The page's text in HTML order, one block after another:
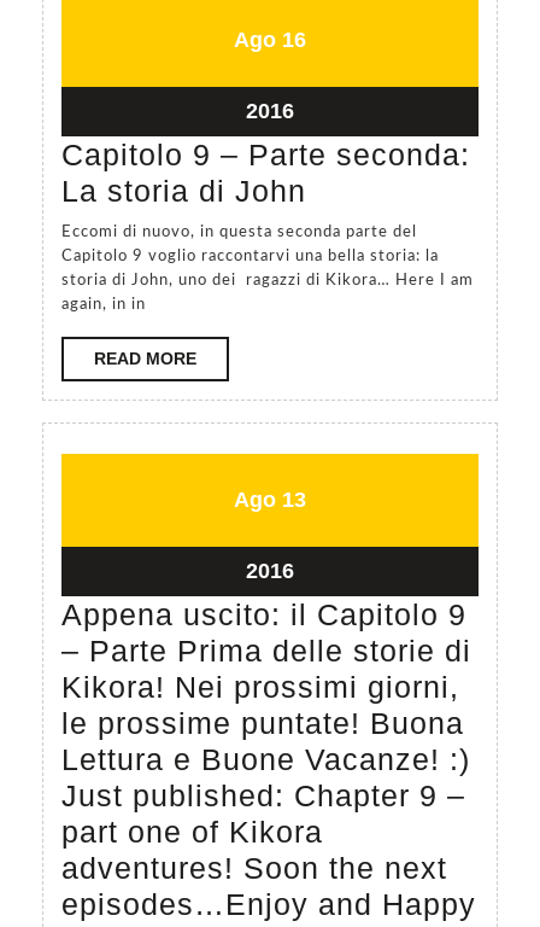
come
e`
possibile
dare
una
svolta
alla
vita
con
determinazione,
impegno
volonta`…
anche
quando
la
tua
famiglia
e`
tra
le
piu`
AgoAgosto
2016
16Agosto
2016Agosto
16,
Capitolo 9 – Parte seconda:
La storia di John
9
–
storia
Eccomi di nuovo, in questa seconda parte del
Capitolo 9 voglio raccontarvi una bella storia: la
storia di John, uno dei ragazzi di Kikora… Here I am
again, in in
READ MOREREAD
MORE
AgoAgosto
2016
13Agosto
2016Agosto
13,
2016
Appena uscito: il Capitolo 9
– Parte Prima delle storie di
Kikora! Nei prossimi giorni,
le prossime puntate! Buona
Lettura e Buone Vacanze! :)
Just published: Chapter 9 –
part one of Kikora
adventures! Soon the next
episodes…Enjoy and Happy